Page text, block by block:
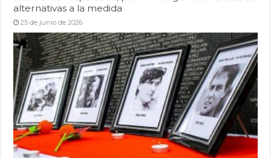
alternativas a la medida
25 de junio de 2026